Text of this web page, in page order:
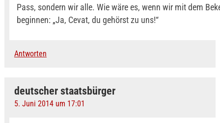
Pass, sondern wir alle. Wie wäre es, wenn wir mit dem
beginnen: „Ja, Cevat, du gehörst zu uns!“
Antworten
deutscher staatsbürger
5. Juni 2014 um 17:01